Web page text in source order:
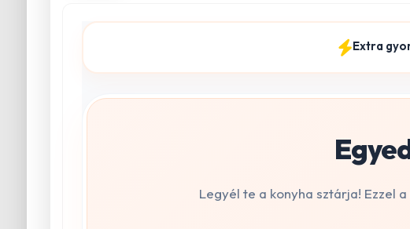
Extra
Legyél te a konyha sztárja! Ezzel